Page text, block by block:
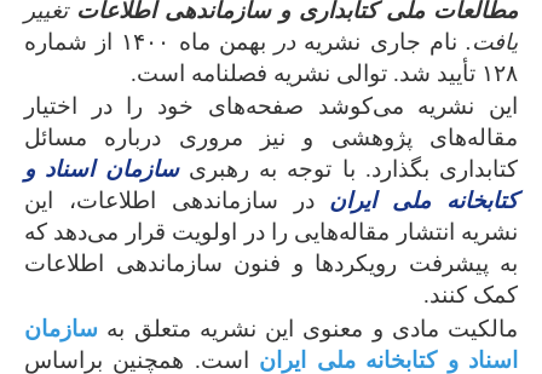
مطالعات ملی کتابداری و سازماندهی اطلاعات تغییر
یافت. نام جاری نشریهدر
بهمن ماه ۱۴۰۰ از شماره
۱۲۸ تأیید شد. توالی نشریه فصلنامه است.
این نشریه می‌کوشد‌ صفحه‌های خود را در اختیار
مقاله‌های پژوهشی و نیز مروری درباره مسائل
کتابداری بگذارد. با توجه به رهبریسازمان اسناد و
کتابخانه ملی ایران در سازماندهی اطلاعات، این
نشریه انتشار مقاله‌هایی را در اولویت قرار می‌دهد که
به پیشرفت رویکرد‌ها و فنون سازماندهی اطلاعات
کمک کنند.
مالکیت مادی و معنوی این نشریه متعلق به سازمان
اسناد و کتابخانه ملی ایران است. همچنین براساس